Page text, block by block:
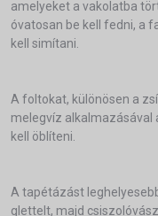
amelyeket a vakolatba
óvatosan be kell fedni, a
kell simítani.
A foltokat, különösen a
melegvíz alkalmazásával
kell öblíteni.
A tapétázást
glettelt, majd